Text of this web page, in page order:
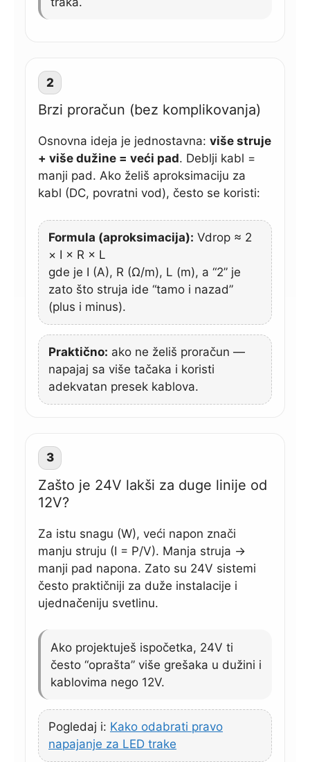
2
Brzi proračun (bez komplikovanja)
Osnovna ideja je jednostavna: više struje
+ više dužine = veći pad. Deblji kabl =
manji pad. Ako želiš aproksimaciju za
kabl (DC, povratni vod), često se koristi:
Formula (aproksimacija): Vdrop ≈ 2
× I × R × L
gde je I (A), R (Ω/m), L (m), a “2” je
zato što struja ide “tamo i nazad”
(plus i minus).
Praktično: ako ne želiš proračun —
napajaj sa više tačaka i koristi
adekvatan presek kablova.
3
Zašto je 24V lakši za duge linije od
12V?
Za istu snagu (W), veći napon znači
manju struju (I = P/V). Manja struja →
manji pad napona. Zato su 24V sistemi
često praktičniji za duže instalacije i
ujednačeniju svetlinu.
Ako projektuješ ispočetka, 24V ti
često “oprašta” više grešaka u dužini i
kablovima nego 12V.
Pogledaj i: Kako odabrati pravo
napajanje za LED trake